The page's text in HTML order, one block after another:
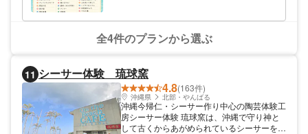
全4件のプランから選ぶ
11 シーサー体験 琉球窯
4.8(163件)
沖縄県 北部・やんばる
沖縄今帰仁・シーサー作り中心の陶芸体験工
房シーサー体験 琉球窯は、沖縄で守り神と
して古くからあがめられているシーサーを作